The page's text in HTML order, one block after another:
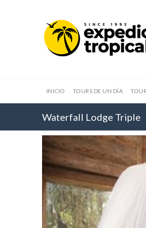
INICIO TOURS DE UN DÍA
Waterfall Lodge Triple